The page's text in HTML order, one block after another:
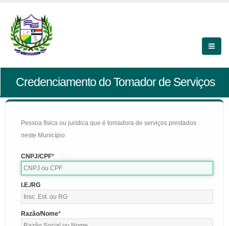
Credenciamento do Tomador de Serviços
Pessoa física ou jurídica que é tomadora de serviços prestados
neste Município
CNPJ/CPF
I.E./RG
Razão/Nome